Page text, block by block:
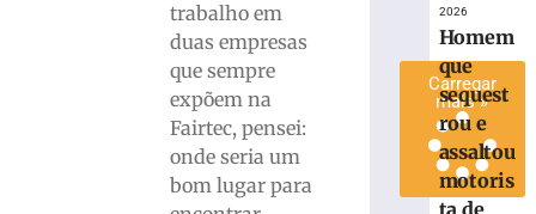
trabalho em
duas empresas
que sempre
expõem na
Fairtec, pensei:
onde seria um
bom lugar para
mais
Carregar
mais »
2026
Homem
que
sequest
rou e
assaltou
motoris
ta de